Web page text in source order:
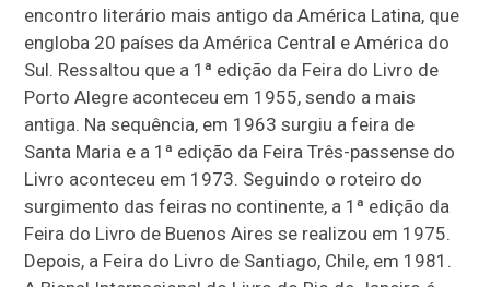
encontro literário mais antigo da América Latina, que
engloba 20 países da América Central e América do
Sul. Ressaltou que a 1ª edição da Feira do Livro de
Porto Alegre aconteceu em 1955, sendo a mais
antiga. Na sequência, em 1963 surgiu a feira de
Santa Maria e a 1ª edição da Feira Três-passense do
Livro aconteceu em 1973. Seguindo o roteiro do
surgimento das feiras no continente, a 1ª edição da
Feira do Livro de Buenos Aires se realizou em 1975.
Depois, a Feira do Livro de Santiago, Chile, em 1981.